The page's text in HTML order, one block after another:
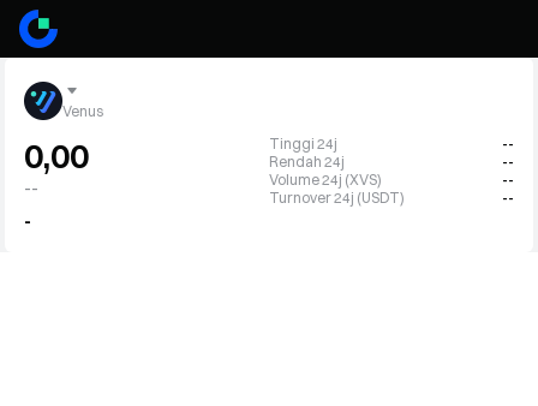
Venus
0,00
--
-
Tinggi 24j
--
Rendah 24j
--
Volume 24j (XVS)
--
Turnover 24j (USDT)
--